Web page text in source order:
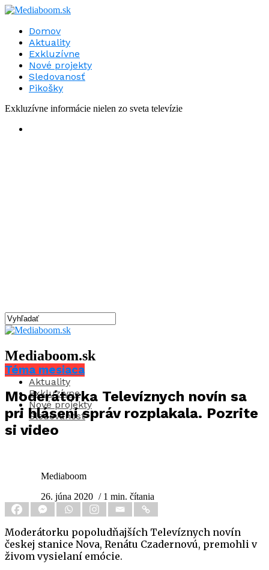
Domov
Aktuality
Exkluzívne
Nové projekty
Sledovanosť
Pikošky
Exkluzívne informácie nielen zo sveta televízie
Mediaboom.sk
Aktuality
Exkluzívne
Nové projekty
Sledovanosť
Téma mesiaca
Moderátorka Televíznych novín sa
pri hlásení správ rozplakala. Pozrite
si video
Mediaboom
26. júna 2020 / 1 min. čítania
Moderátorku popoludňajších Televíznych novín
českej stanice Nova, Renátu Czadernovú, premohli v
živom vysielaní emócie.